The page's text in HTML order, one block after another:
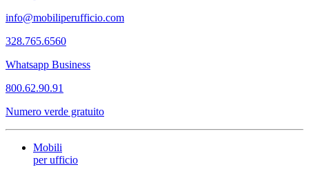
info@mobiliperufficio.com
328.765.6560
Whatsapp Business
800.62.90.91
Numero verde gratuito
Mobili
per ufficio